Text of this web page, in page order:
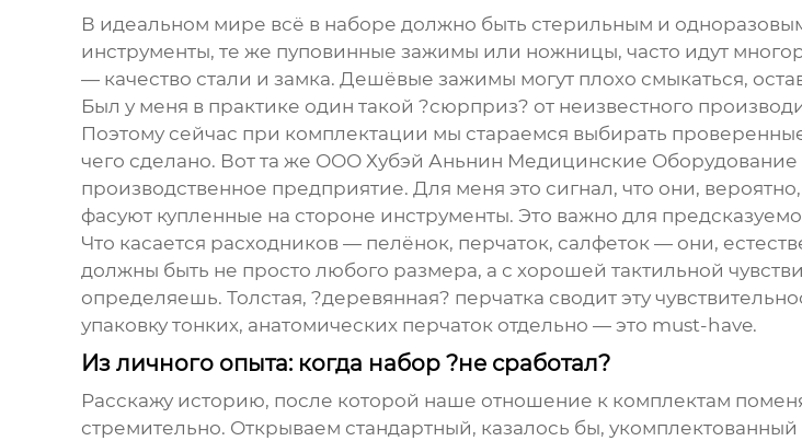
В идеальном мире всё в наборе должно быть стерильным и
инструменты, те же пуповинные зажимы или ножницы, часто идут
— качество стали и замка. Дешёвые зажимы могут плохо смыкаться,
Был у меня в практике один такой ?сюрприз? от неизвестного
Поэтому сейчас при комплектации мы стараемся выбирать
чего сделано. Вот та же ООО Хубэй Аньнин Медицинские Оборудование
производственное предприятие. Для меня это сигнал, что они,
фасуют купленные на стороне инструменты. Это важно для
Что касается расходников — пелёнок, перчаток, салфеток — они,
должны быть не просто любого размера, а с хорошей тактильной
определяешь. Толстая, ?деревянная? перчатка сводит эту
упаковку тонких, анатомических перчаток отдельно — это must-have.
Из личного опыта: когда набор ?не сработал?
Расскажу историю, после которой наше отношение к комплектам
стремительно. Открываем стандартный, казалось бы,